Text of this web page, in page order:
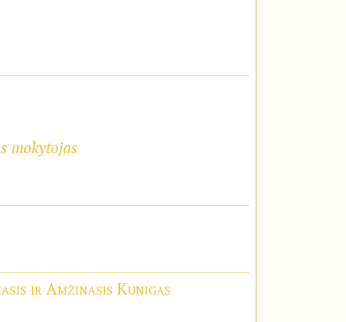
mokytojas
ir Amžinasis Kunigas